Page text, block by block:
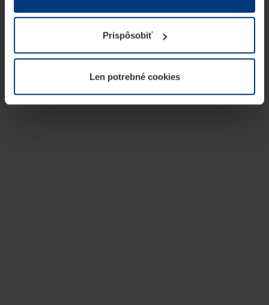
prevádzku tejto stránky. Pre všetky ostatné typy cookie
potrebujeme Vaše povolenie. Vaše povolenie môžete
kedykoľvek zmeniť alebo odvolať vo vysvetlení cookie
našej webovej stránky.
Prispôsobiť
Len potrebné cookies